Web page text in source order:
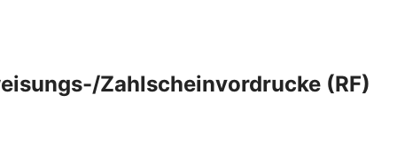
Zahlscheinvordrucke (RF)